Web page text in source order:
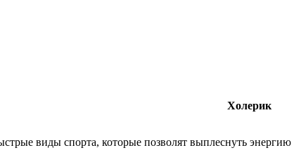
Холерик
виды спорта, которые позволят выплеснуть